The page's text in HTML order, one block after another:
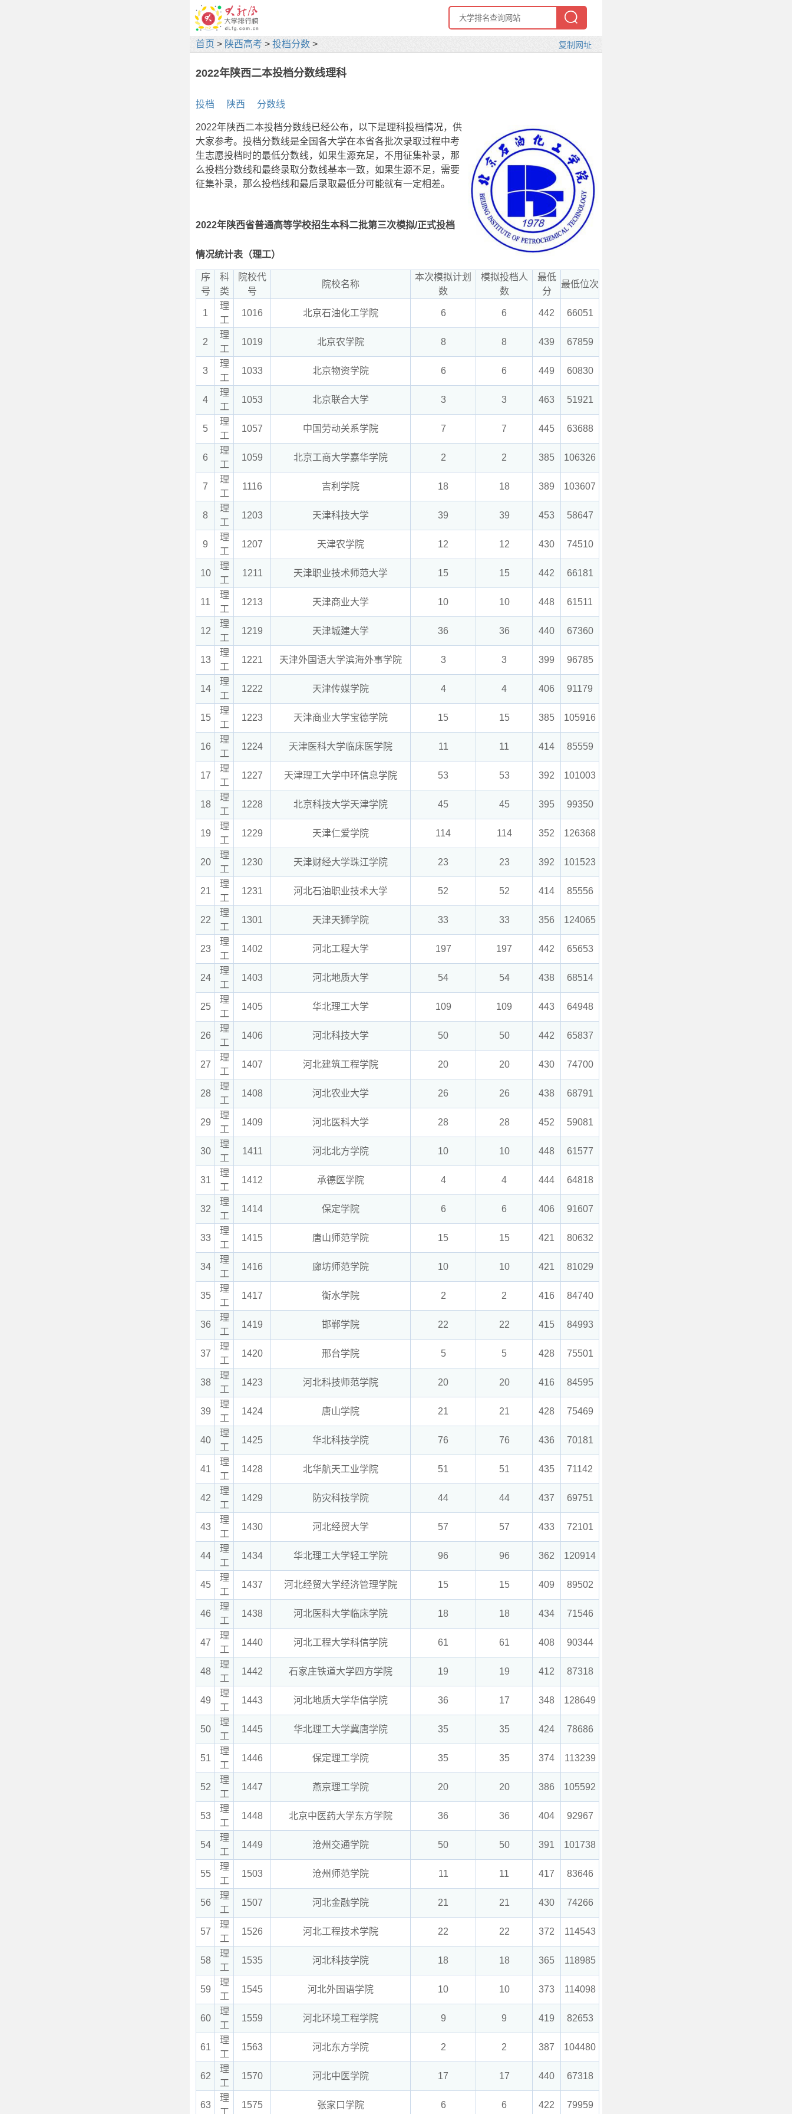
首页 > 陕西高考 > 投档分数 >
2022年陕西二本投档分数线理科
投档 陕西 分数线
2022年陕西二本投档分数线已经公布，以下是理科投档情况，供
大家参考。投档分数线是全国各大学在本省各批次录取过程中考
生志愿投档时的最低分数线，如果生源充足，不用征集补录，那
么投档分数线和最终录取分数线基本一致，如果生源不足，需要
征集补录，那么投档线和最后录取最低分可能就有一定相差。
2022年陕西省普通高等学校招生本科二批第三次模拟/正式投档
情况统计表（理工）
序
号
科
类
院校代
号
院校名称
本次模拟计划
数
模拟投档人
数
最低
分
最低位次
1
理
工
1016 北京石油化工学院 6 6 442 66051
2
理
工
1019 北京农学院 8 8 439 67859
3
理
工
1033 北京物资学院 6 6 449 60830
4
理
工
1053 北京联合大学 3 3 463 51921
5
理
工
1057 中国劳动关系学院 7 7 445 63688
6
理
工
1059 北京工商大学嘉华学院 2 2 385 106326
7
理
工
1116 吉利学院 18 18 389 103607
8
理
工
1203 天津科技大学 39 39 453 58647
9
理
工
1207 天津农学院 12 12 430 74510
10
理
工
1211 天津职业技术师范大学 15 15 442 66181
11
理
工
1213 天津商业大学 10 10 448 61511
12
理
工
1219 天津城建大学 36 36 440 67360
13
理
工
1221 天津外国语大学滨海外事学院 3 3 399 96785
14
理
工
1222 天津传媒学院 4 4 406 91179
15
理
工
1223 天津商业大学宝德学院 15 15 385 105916
16
理
工
1224 天津医科大学临床医学院 11 11 414 85559
17
理
工
1227 天津理工大学中环信息学院 53 53 392 101003
18
理
工
1228 北京科技大学天津学院 45 45 395 99350
19
理
工
1229 天津仁爱学院 114 114 352 126368
20
理
工
1230 天津财经大学珠江学院 23 23 392 101523
21
理
工
1231 河北石油职业技术大学 52 52 414 85556
22
理
工
1301 天津天狮学院 33 33 356 124065
23
理
工
1402 河北工程大学 197 197 442 65653
24
理
工
1403 河北地质大学 54 54 438 68514
25
理
工
1405 华北理工大学 109 109 443 64948
26
理
工
1406 河北科技大学 50 50 442 65837
27
理
工
1407 河北建筑工程学院 20 20 430 74700
28
理
工
1408 河北农业大学 26 26 438 68791
29
理
工
1409 河北医科大学 28 28 452 59081
30
理
工
1411 河北北方学院 10 10 448 61577
31
理
工
1412 承德医学院 4 4 444 64818
32
理
工
1414 保定学院 6 6 406 91607
33
理
工
1415 唐山师范学院 15 15 421 80632
34
理
工
1416 廊坊师范学院 10 10 421 81029
35
理
工
1417 衡水学院 2 2 416 84740
36
理
工
1419 邯郸学院 22 22 415 84993
37
理
工
1420 邢台学院 5 5 428 75501
38
理
工
1423 河北科技师范学院 20 20 416 84595
39
理
工
1424 唐山学院 21 21 428 75469
40
理
工
1425 华北科技学院 76 76 436 70181
41
理
工
1428 北华航天工业学院 51 51 435 71142
42
理
工
1429 防灾科技学院 44 44 437 69751
43
理
工
1430 河北经贸大学 57 57 433 72101
44
理
工
1434 华北理工大学轻工学院 96 96 362 120914
45
理
工
1437 河北经贸大学经济管理学院 15 15 409 89502
46
理
工
1438 河北医科大学临床学院 18 18 434 71546
47
理
工
1440 河北工程大学科信学院 61 61 408 90344
48
理
工
1442 石家庄铁道大学四方学院 19 19 412 87318
49
理
工
1443 河北地质大学华信学院 36 17 348 128649
50
理
工
1445 华北理工大学冀唐学院 35 35 424 78686
51
理
工
1446 保定理工学院 35 35 374 113239
52
理
工
1447 燕京理工学院 20 20 386 105592
53
理
工
1448 北京中医药大学东方学院 36 36 404 92967
54
理
工
1449 沧州交通学院 50 50 391 101738
55
理
工
1503 沧州师范学院 11 11 417 83646
56
理
工
1507 河北金融学院 21 21 430 74266
57
理
工
1526 河北工程技术学院 22 22 372 114543
58
理
工
1535 河北科技学院 18 18 365 118985
59
理
工
1545 河北外国语学院 10 10 373 114098
60
理
工
1559 河北环境工程学院 9 9 419 82653
61
理
工
1563 河北东方学院 2 2 387 104480
62
理
工
1570 河北中医学院 17 17 440 67318
63
理
工
1575 张家口学院 6 6 422 79959